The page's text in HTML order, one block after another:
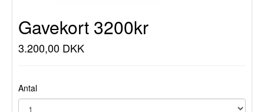
Gavekort 3200kr
3.200,00 DKK
Antal